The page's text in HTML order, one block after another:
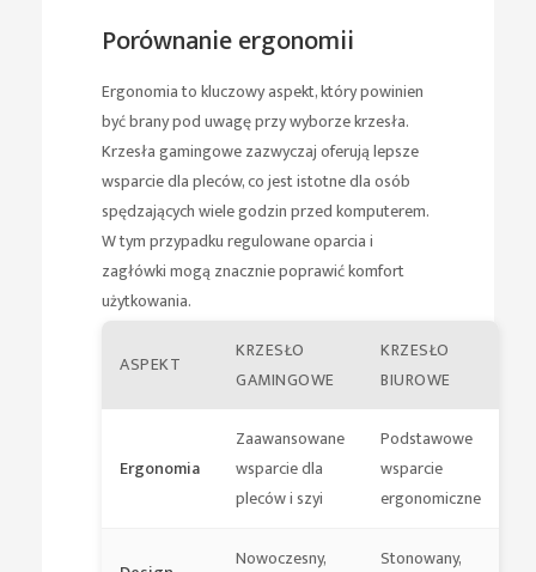
Porównanie ergonomii
Ergonomia to kluczowy aspekt, który powinien
być brany pod uwagę przy wyborze krzesła.
Krzesła gamingowe zazwyczaj oferują lepsze
wsparcie dla pleców, co jest istotne dla osób
spędzających wiele godzin przed komputerem.
W tym przypadku regulowane oparcia i
zagłówki mogą znacznie poprawić komfort
użytkowania.
ASPEKT
KRZESŁO
GAMINGOWE
KRZESŁO
BIUROWE
Ergonomia
Zaawansowane
wsparcie dla
pleców i szyi
Podstawowe
wsparcie
ergonomiczne
Nowoczesny, Stonowany,